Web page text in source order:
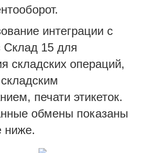
интеграции с
Склад 15 для
складских операций,
печати этикеток.
обмены показаны
ниже.